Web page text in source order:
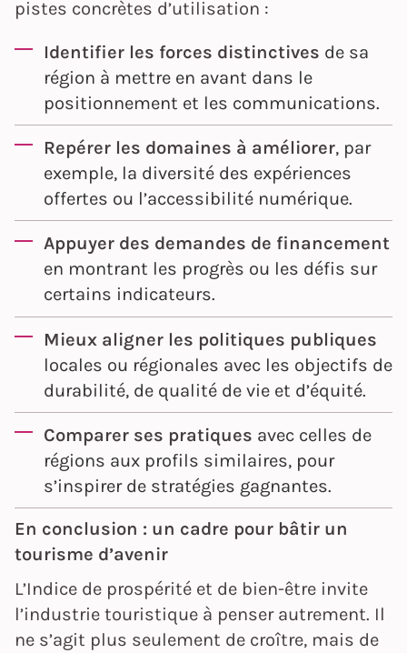
pistes concrètes d’utilisation :
Identifier les forces distinctives de sa
région à mettre en avant dans le
positionnement et les communications.
Repérer les domaines à améliorer, par
exemple, la diversité des expériences
offertes ou l’accessibilité numérique.
Appuyer des demandes de financement
en montrant les progrès ou les défis sur
certains indicateurs.
Mieux aligner les politiques publiques
locales ou régionales avec les objectifs de
durabilité, de qualité de vie et d’équité.
Comparer ses pratiques avec celles de
régions aux profils similaires, pour
s’inspirer de stratégies gagnantes.
En conclusion : un cadre pour bâtir un
tourisme d’avenir
L’Indice de prospérité et de bien-être invite
l’industrie touristique à penser autrement. Il
ne s’agit plus seulement de croître, mais de